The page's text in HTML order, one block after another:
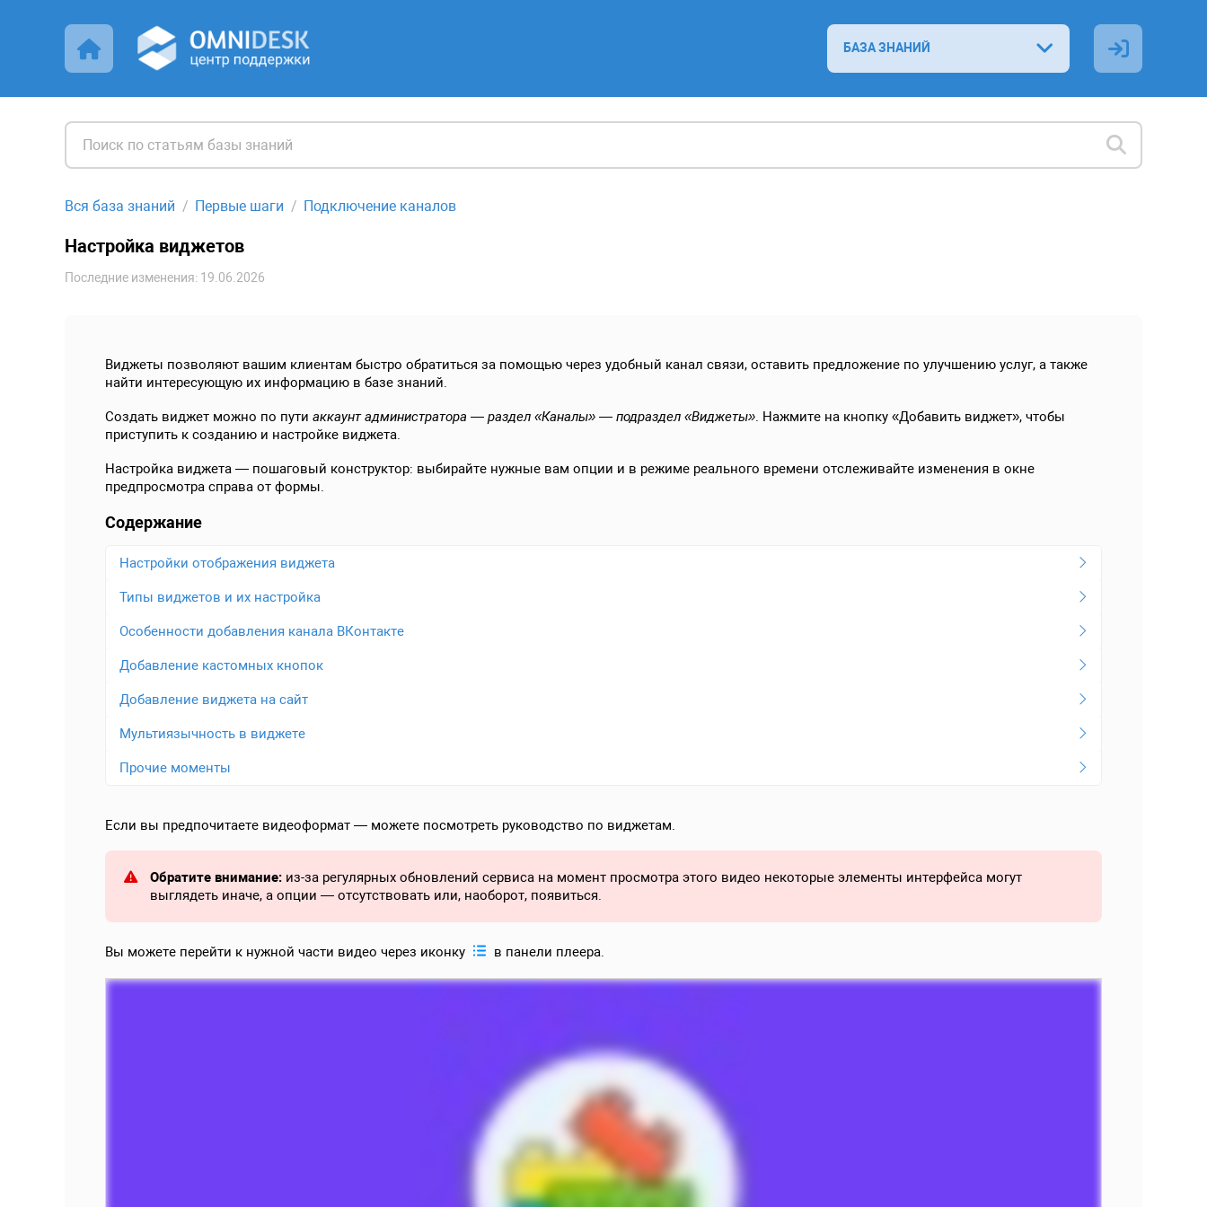
БАЗА ЗНАНИЙ
Вся база знаний Первые шаги Подключение каналов
Настройка виджетов
Последние изменения: 19.06.2026
Виджеты позволяют вашим клиентам быстро обратиться за помощью через удобный канал связи, оставить предложение по улучшению услуг, а также
найти интересующую их информацию в базе знаний.
Создать виджет можно по пути аккаунт администратора — раздел «Каналы» — подраздел «Виджеты». Нажмите на кнопку «Добавить виджет», чтобы
приступить к созданию и настройке виджета.
Настройка виджета — пошаговый конструктор: выбирайте нужные вам опции и в режиме реального времени отслеживайте изменения в окне
предпросмотра справа от формы.
Содержание
Настройки отображения виджета
Типы виджетов и их настройка
Особенности добавления канала ВКонтакте
Добавление кастомных кнопок
Добавление виджета на сайт
Мультиязычность в виджете
Прочие моменты
Если вы предпочитаете видеоформат — можете посмотреть руководство по виджетам.
Обратите внимание: из-за регулярных обновлений сервиса на момент просмотра этого видео некоторые элементы интерфейса могут
выглядеть иначе, а опции — отсутствовать или, наоборот, появиться.
Вы можете перейти к нужной части видео через иконку в панели плеера.